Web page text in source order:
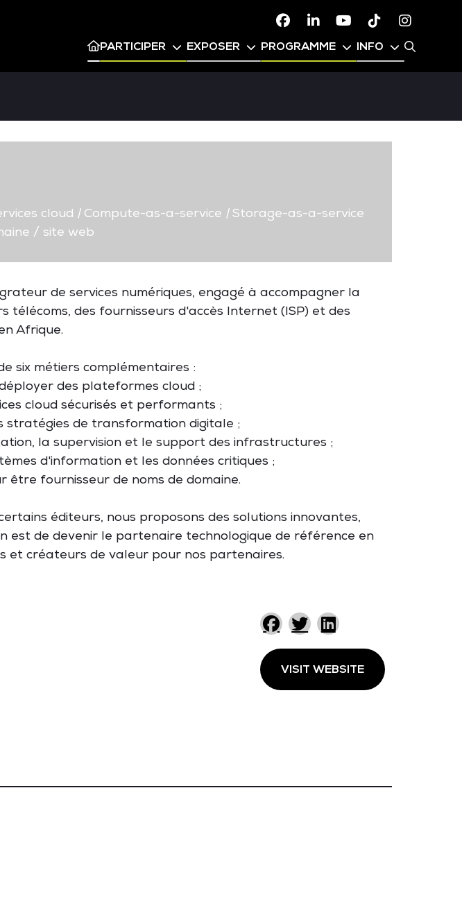
FacebookLinkedinYoutubeTikTok
PARTICIPER EXPOSER PROGRAMME INFO
cloud |Compute-as-a-service |Storage-as-a-service
/ site web
de services numériques, engagé à accompagner la
des fournisseurs d'accès Internet (ISP) et des
Afrique.
six métiers complémentaires :
des plateformes cloud ;
cloud sécurisés et performants ;
stratégies de transformation digitale ;
la supervision et le support des infrastructures ;
d'information et les données critiques ;
être fournisseur de noms de domaine.
éditeurs, nous proposons des solutions innovantes,
est de devenir le partenaire technologique de référence en
et créateurs de valeur pour nos partenaires.
VISIT WEBSITE